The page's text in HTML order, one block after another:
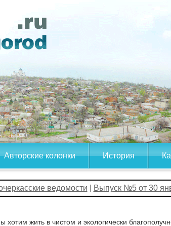
Авторские колонки История
ведомости Выпуск №5 от 30
хотим жить в чистом и экологически